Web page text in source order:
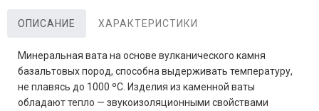
ОПИСАНИЕ ХАРАКТЕРИСТИКИ
Минеральная вата на основе вулканического камня
базальтовых пород, способна выдерживать температуру,
не плавясь до 1000 ºС. Изделия из каменной ваты
обладают тепло — звукоизоляционными свойствами